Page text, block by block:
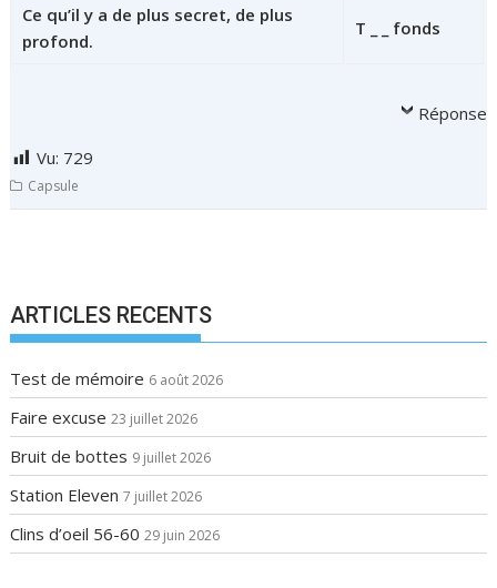
Ce qu’il y a de plus secret, de plus
profond.
T _ _ fonds
Réponse
Vu: 729
Capsule
v
i
g
a
t
i
o
n
d
ARTICLES RECENTS
Test de mémoire 6 août 2026
Faire excuse 23 juillet 2026
Bruit de bottes 9 juillet 2026
Station Eleven 7 juillet 2026
Clins d’oeil 56-60 29 juin 2026